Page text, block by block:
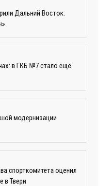
Дальний Восток:
в ГКБ №7 стало ещё
модернизации
спорткомитета оценил
в Твери